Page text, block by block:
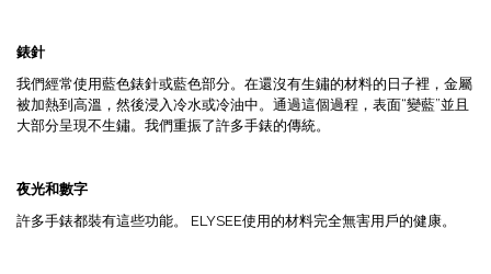
錶針
我們經常使用藍色錶針或藍色部分。在還沒有生鏽的材料的日子裡，金屬
被加熱到高溫，然後浸入冷水或冷油中。通過這個過程，表面“變藍”並且
大部分呈現不生鏽。我們重振了許多手錶的傳統。
夜光和數字
許多手錶都裝有這些功能。 ELYSEE使用的材料完全無害用戶的健康。